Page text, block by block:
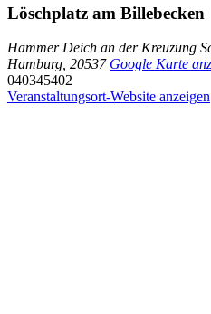
Löschplatz am Billebecken
Hammer Deich an der Kreuzung
Hamburg, 20537 Google Karte
040345402
Veranstaltungsort-Website anzeigen